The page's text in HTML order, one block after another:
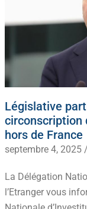
Législative
circonscription
hors de France
septembre 4, 2025 /
La Délégation
l’Etranger vous